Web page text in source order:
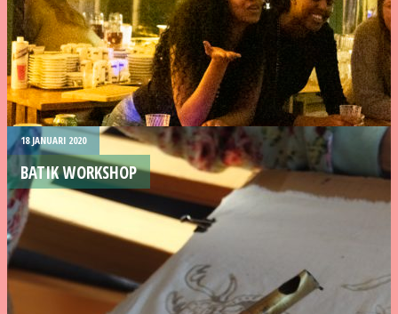
18 JANUARI 2020
BATIK WORKSHOP